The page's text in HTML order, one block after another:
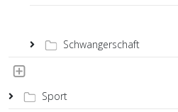
Schwangerschaft
Sport